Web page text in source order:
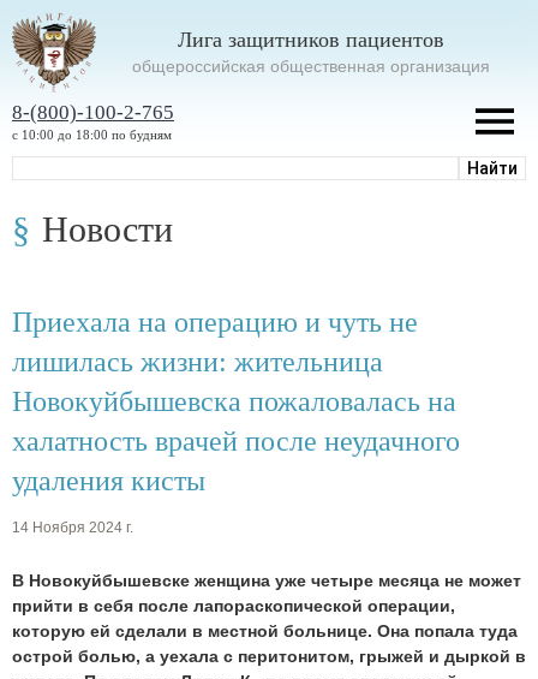
Лига защитников пациентов
oбщероссийская общественная организация
8-(800)-100-2-765
с 10:00 до 18:00 по будням
Новости
Приехала на операцию и чуть не
лишилась жизни: жительница
Новокуйбышевска пожаловалась на
халатность врачей после неудачного
удаления кисты
14 Ноября 2024 г.
В Новокуйбышевске женщина уже четыре месяца не может
прийти в себя после лапораскопической операции,
которую ей сделали в местной больнице. Она попала туда
острой болью, а уехала с перитонитом, грыжей и дыркой в